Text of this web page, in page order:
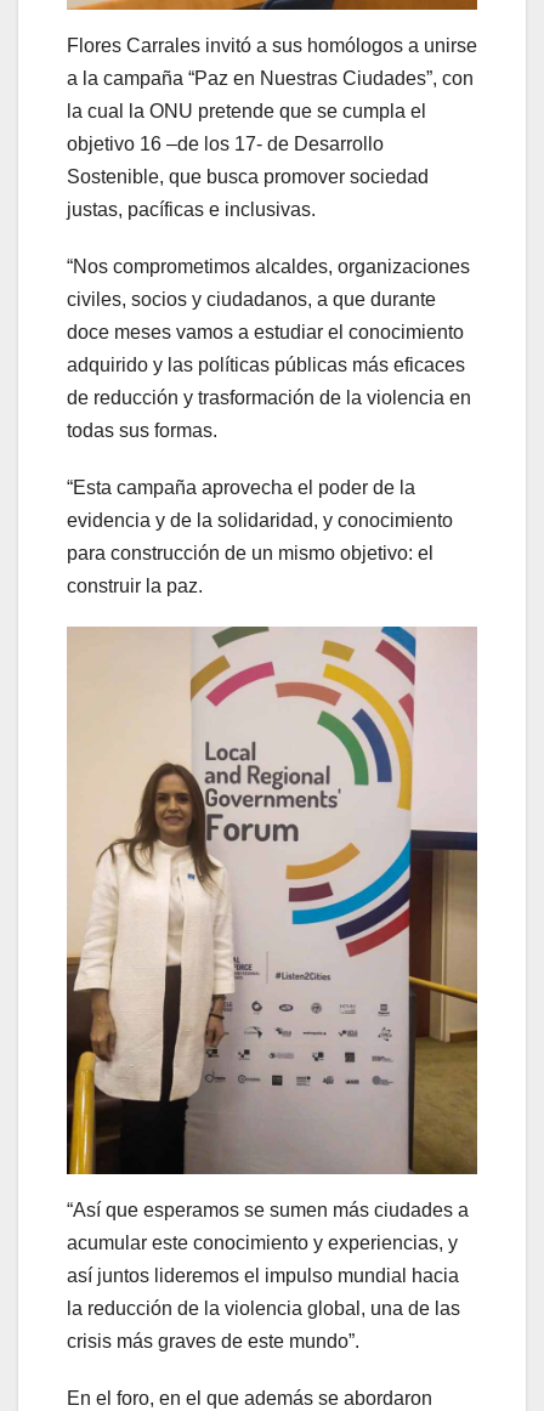
Flores Carrales invitó a sus homólogos a unirse
a la campaña “Paz en Nuestras Ciudades”, con
la cual la ONU pretende que se cumpla el
objetivo 16 –de los 17- de Desarrollo
Sostenible, que busca promover sociedad
justas, pacíficas e inclusivas.
“Nos comprometimos alcaldes, organizaciones
civiles, socios y ciudadanos, a que durante
doce meses vamos a estudiar el conocimiento
adquirido y las políticas públicas más eficaces
de reducción y trasformación de la violencia en
todas sus formas.
“Esta campaña aprovecha el poder de la
evidencia y de la solidaridad, y conocimiento
para construcción de un mismo objetivo: el
construir la paz.
“Así que esperamos se sumen más ciudades a
acumular este conocimiento y experiencias, y
así juntos lideremos el impulso mundial hacia
la reducción de la violencia global, una de las
crisis más graves de este mundo”.
En el foro, en el que además se abordaron